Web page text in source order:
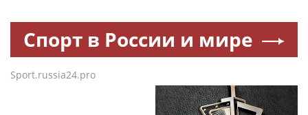
Спорт в России и мире
Sport.russia24.pro